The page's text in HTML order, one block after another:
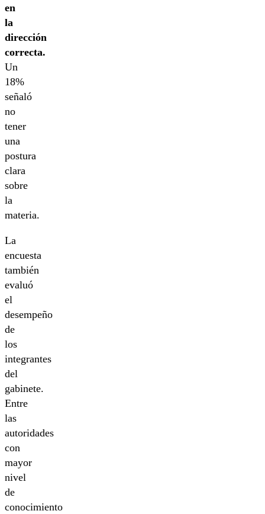
en
la
dirección
correcta.
Un
18%
señaló
no
tener
una
postura
clara
sobre
la
materia.
La
encuesta
también
evaluó
el
desempeño
de
los
integrantes
del
gabinete.
Entre
las
autoridades
con
mayor
nivel
de
conocimiento